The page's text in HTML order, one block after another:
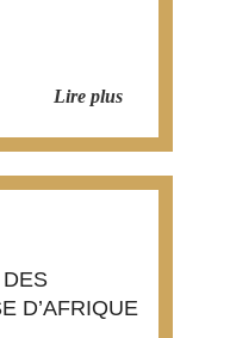
Lire plus
D’AFRIQUE